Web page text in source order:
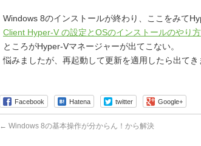
Windows 8のインストールが終わり、ここをみて
Client Hyper-V の設定とOSのインストールのやり方
ところがHyper-Vマネージャーが出てこない。
悩みましたが、再起動して更新を適用したら出てき
Facebook Hatena twitter Google+
← Windows 8の基本操作が分からん！から解決